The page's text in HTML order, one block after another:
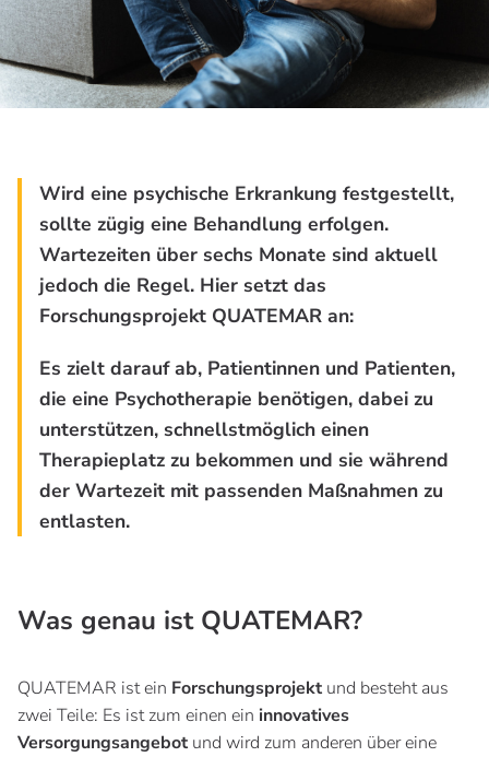
Wird eine psychische Erkrankung festgestellt,
sollte zügig eine Behandlung erfolgen.
Wartezeiten über sechs Monate sind aktuell
jedoch die Regel. Hier setzt das
Forschungsprojekt QUATEMAR an:
Es zielt darauf ab, Patientinnen und Patienten,
die eine Psychotherapie benötigen, dabei zu
unterstützen, schnellstmöglich einen
Therapieplatz zu bekommen und sie während
der Wartezeit mit passenden Maßnahmen zu
entlasten.
Was genau ist QUATEMAR?
QUATEMAR ist ein Forschungsprojekt und besteht aus
zwei Teile: Es ist zum einen ein innovatives
Versorgungsangebot und wird zum anderen über eine